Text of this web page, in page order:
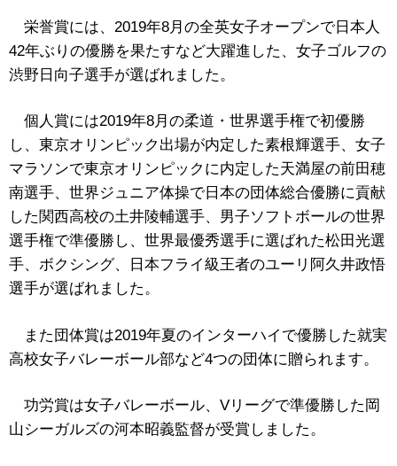
栄誉賞には、2019年8月の全英女子オープンで日本人
42年ぶりの優勝を果たすなど大躍進した、女子ゴルフの
渋野日向子選手が選ばれました。
個人賞には2019年8月の柔道・世界選手権で初優勝
し、東京オリンピック出場が内定した素根輝選手、女子
マラソンで東京オリンピックに内定した天満屋の前田穂
南選手、世界ジュニア体操で日本の団体総合優勝に貢献
した関西高校の土井陵輔選手、男子ソフトボールの世界
選手権で準優勝し、世界最優秀選手に選ばれた松田光選
手、ボクシング、日本フライ級王者のユーリ阿久井政悟
選手が選ばれました。
また団体賞は2019年夏のインターハイで優勝した就実
高校女子バレーボール部など4つの団体に贈られます。
功労賞は女子バレーボール、Vリーグで準優勝した岡
山シーガルズの河本昭義監督が受賞しました。